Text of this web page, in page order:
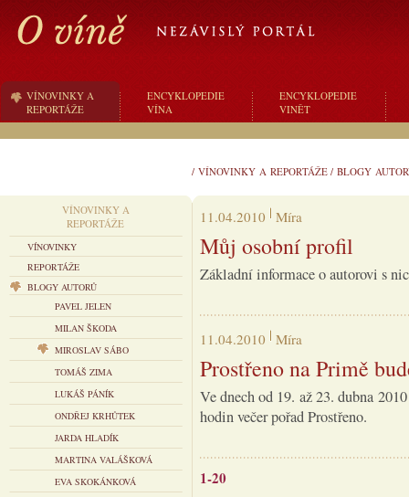
VÍNOVINKY A
REPORTÁŽE
ENCYKLOPEDIE
VÍNA
ENCYKLOPEDIE
VINĚT
/ VÍNOVINKY A REPORTÁŽE / BLOGY
VÍNOVINKY A
REPORTÁŽE
VÍNOVINKY
REPORTÁŽE
BLOGY AUTORŮ
PAVEL JELEN
MILAN ŠKODA
MIROSLAV SÁBO
TOMÁŠ ZIMA
LUKÁŠ PÁNÍK
ONDŘEJ KRHŮTEK
JARDA HLADÍK
MARTINA VALÁŠKOVÁ
EVA SKOKÁNKOVÁ
11.04.2010 Míra
Můj osobní profil
Základní informace o autorovi s
11.04.2010 Míra
Prostřeno na Primě
Ve dnech od 19. až 23. dubna
hodin večer pořad Prostřeno.
1-20